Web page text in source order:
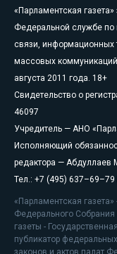
«Парламентская газета»
Федеральной службе по
связи, информационных
массовых
августа 2011 года. 18+
Свидетельство о
46097
Учредитель — АНО
Исполняющий
редактора — Абдуллаев
Тел.: +7 (495) 637–69–79
«Парламентская
Федерального
газеты -
публикатор